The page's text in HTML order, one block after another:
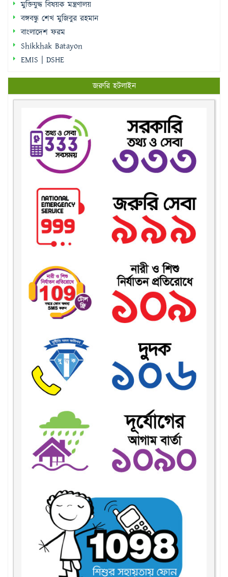
মুক্তিযুদ্ধ বিষয়ক মন্ত্রণালয়
বঙ্গবন্ধু শেখ মুজিবুর রহমান
বাংলাদেশ ফরম
Shikkhak Batayon
EMIS | DSHE
জরুরি হটলাইন